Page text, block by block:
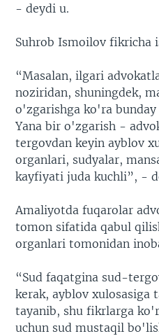
- deydi u.
Suhrob Ismoilov fikricha
“Masalan, ilgari
noziridan, shuningdek,
o'zgarishga ko'ra bunday
Yana bir o'zgarish -
tergovdan keyin ayblov
organlari, sudyalar,
kayfiyati juda kuchli”, -
Amaliyotda fuqarolar
tomon sifatida qabul
organlari tomonidan
“Sud faqatgina sud-
kerak, ayblov xulosasiga
tayanib, shu fikrlarga
uchun sud mustaqil